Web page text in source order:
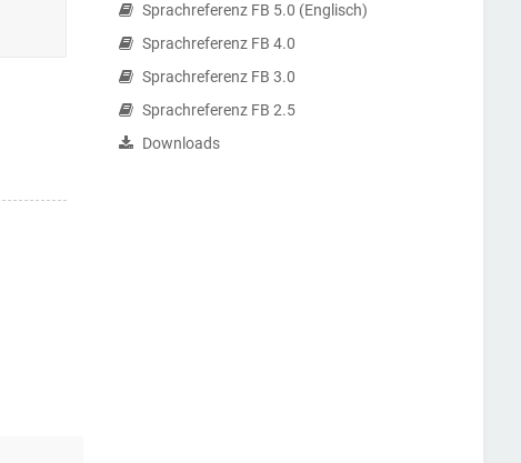
Sprachreferenz FB 5.0 (Englisch)
Sprachreferenz FB 4.0
Sprachreferenz FB 3.0
Sprachreferenz FB 2.5
Downloads